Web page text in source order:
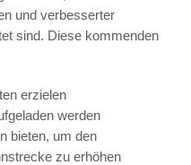
und verbesserter
sind. Diese kommenden
erzielen
werden
bieten, um den
zu erhöhen